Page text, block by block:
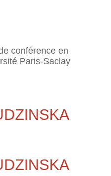
conférence en
Paris-Saclay